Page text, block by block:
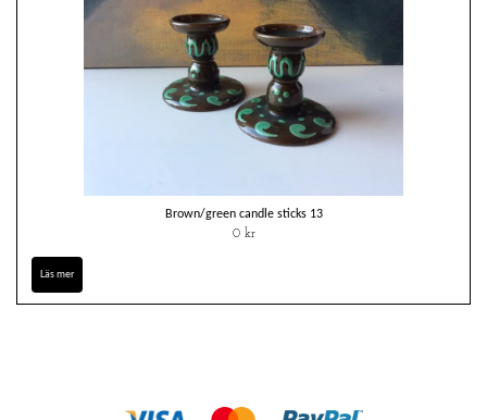
Brown/green candle sticks 13
0 kr
Läs mer